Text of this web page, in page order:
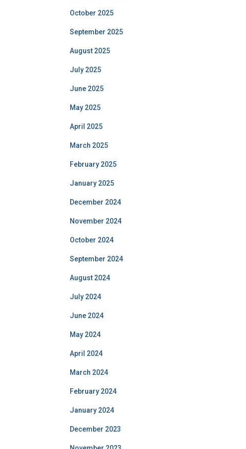
October 2025
September 2025
August 2025
July 2025
June 2025
May 2025
April 2025
March 2025
February 2025
January 2025
December 2024
November 2024
October 2024
September 2024
August 2024
July 2024
June 2024
May 2024
April 2024
March 2024
February 2024
January 2024
December 2023